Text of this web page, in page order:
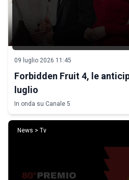
09 luglio 2026 11:45
Forbidden Fruit 4, le
luglio
In onda su Canale 5
News > Tv